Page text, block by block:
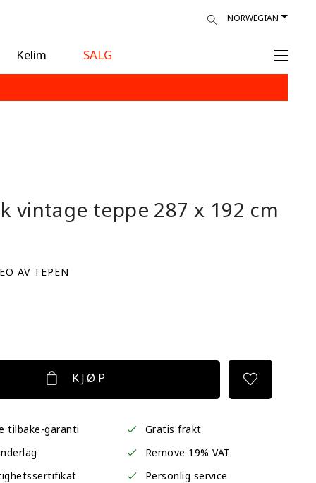
NORWEGIAN
Kelim
SALG
vintage teppe 287 x 192 cm
AV TEPEN
KJØP
tilbake-garanti
Gratis frakt
Remove 19% VAT
Personlig service